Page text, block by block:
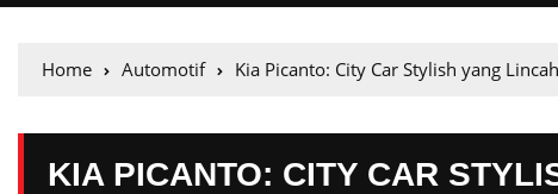
Home Automotif Kia Picanto: City Car Stylish yang
KIA PICANTO: CITY CAR